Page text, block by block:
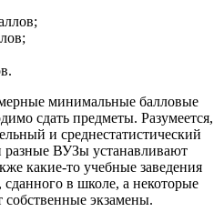
минимальные балловые
сдать предметы. Разумеется,
и среднестатистический
разные ВУЗы устанавливают
какие-то учебные заведения
в школе, а некоторые
собственные экзамены.